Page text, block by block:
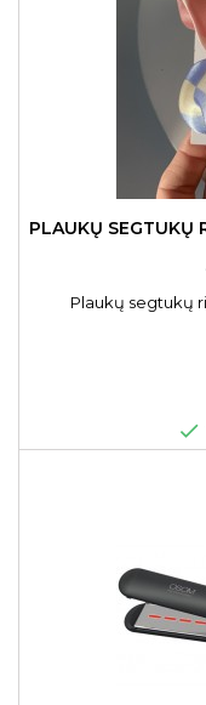
PLAUKŲ SEGTUKŲ
Plaukų segtukų
